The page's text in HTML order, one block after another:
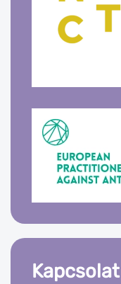
Kapcsolat